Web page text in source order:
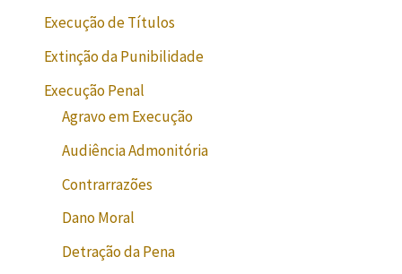
Execução de Títulos
Extinção da Punibilidade
Execução Penal
Agravo em Execução
Audiência Admonitória
Contrarrazões
Dano Moral
Detração da Pena